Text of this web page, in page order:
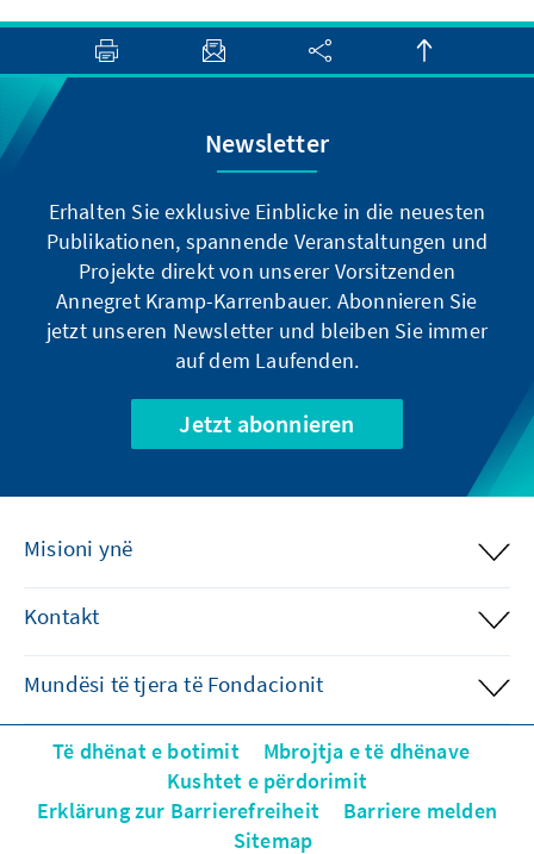
Newsletter
Erhalten Sie exklusive Einblicke in die neuesten
Publikationen, spannende Veranstaltungen und
Projekte direkt von unserer Vorsitzenden
Annegret Kramp-Karrenbauer. Abonnieren Sie
jetzt unseren Newsletter und bleiben Sie immer
auf dem Laufenden.
Jetzt abonnieren
Misioni ynë
Kontakt
Mundësi të tjera të Fondacionit
Të dhënat e botimit
Mbrojtja e të dhënave
Kushtet e përdorimit
Erklärung zur Barrierefreiheit
Barriere melden
Sitemap